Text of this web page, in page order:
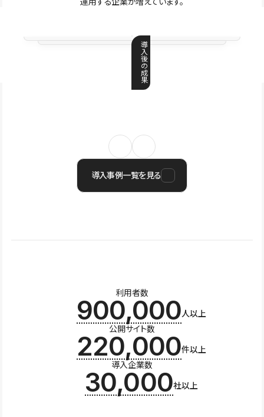
導
入
後
の
成
果
導入事例一覧を見る
利用者数
900,000人以上
公開サイト数
220,000件以上
導入企業数
30,000社以上